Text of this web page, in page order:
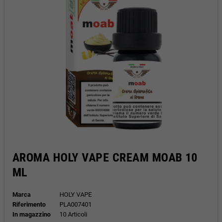
AROMA HOLY VAPE CREAM MOAB 10
ML
Marca
HOLY VAPE
Riferimento
PLA007401
In magazzino
10 Articoli